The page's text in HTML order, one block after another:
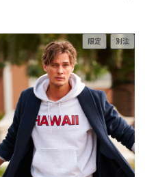
限定 別注